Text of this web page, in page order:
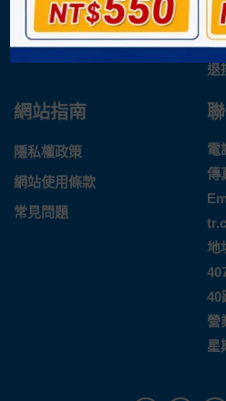
企業概況
最新消息
運
退
網站指南
隱私權政策
網站使用條款
常見問題
電
傳
地
40
營
星